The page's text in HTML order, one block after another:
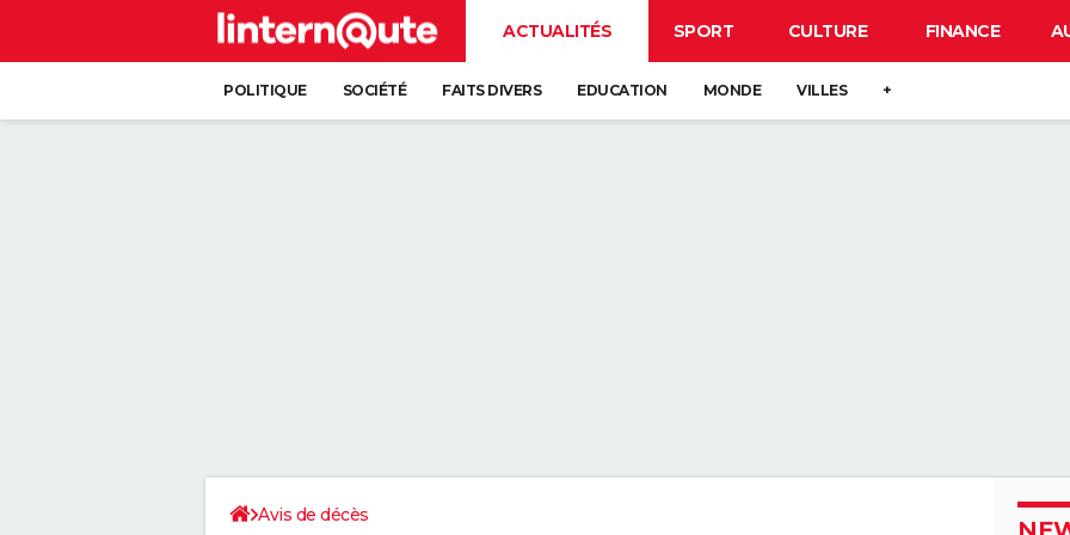
ACTUALITÉS SPORT CULTURE FINANCE
POLITIQUE SOCIÉTÉ FAITS DIVERS EDUCATION MONDE VILLES +
Avis de décès